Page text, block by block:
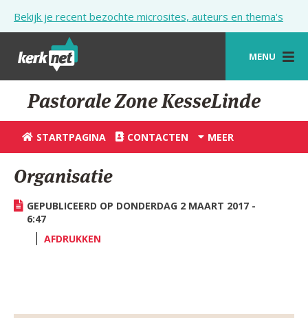
Bekijk je recent bezochte microsites, auteurs en thema's
MENU
STARTPAGINA
KERK
VIERINGEN
SHOP
ZOEKEN
HULP
Pastorale Zone KesseLinde
STARTPAGINA CONTACTEN MEER
Organisatie
GEPUBLICEERD OP DONDERDAG 2 MAART 2017 -
6:47
AFDRUKKEN